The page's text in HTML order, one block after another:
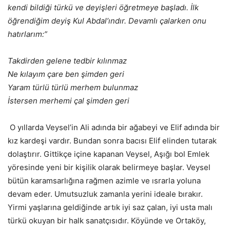
kendi bildiği türkü ve deyişleri öğretmeye başladı. İlk
öğrendiğim deyiş Kul Abdal’ındır. Devamlı çalarken onu
hatırlarım:”
Takdirden gelene tedbir kılınmaz
Ne kılayım çare ben şimden geri
Yaram türlü türlü merhem bulunmaz
İstersen merhemi çal şimden geri
O yıllarda Veysel’in Ali adında bir ağabeyi ve Elif adında bir
kız kardeşi vardır. Bundan sonra bacısı Elif elinden tutarak
dolaştırır. Gittikçe içine kapanan Veysel, Aşığı bol Emlek
yöresinde yeni bir kişilik olarak belirmeye başlar. Veysel
bütün karamsarlığına rağmen azimle ve ısrarla yoluna
devam eder. Umutsuzluk zamanla yerini ideale bırakır.
Yirmi yaşlarına geldiğinde artık iyi saz çalan, iyi usta malı
türkü okuyan bir halk sanatçısıdır. Köyünde ve Ortaköy,